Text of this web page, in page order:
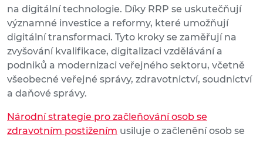
na digitální technologie. Díky RRP se uskutečňují
významné investice a reformy, které umožňují
digitální transformaci. Tyto kroky se zaměřují na
zvyšování kvalifikace, digitalizaci vzdělávání a
podniků a modernizaci veřejného sektoru, včetně
všeobecné veřejné správy, zdravotnictví, soudnictví
a daňové správy.
Národní strategie pro začleňování osob se
zdravotním postižením usiluje o začlenění osob se